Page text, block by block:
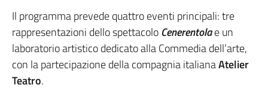
Il programma prevede quattro eventi principali: tre
rappresentazioni dello spettacolo Cenerentolae un
laboratorio artistico dedicato alla Commedia dell’arte,
con la partecipazione della compagnia italianaAtelier
Teatro.